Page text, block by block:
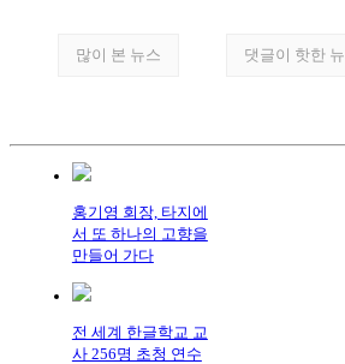
많이 본 뉴스 댓글이 핫한 뉴
홍기영 회장, 타지에
서 또 하나의 고향을
만들어 가다
전 세계 한글학교 교
사 256명 초청 연수